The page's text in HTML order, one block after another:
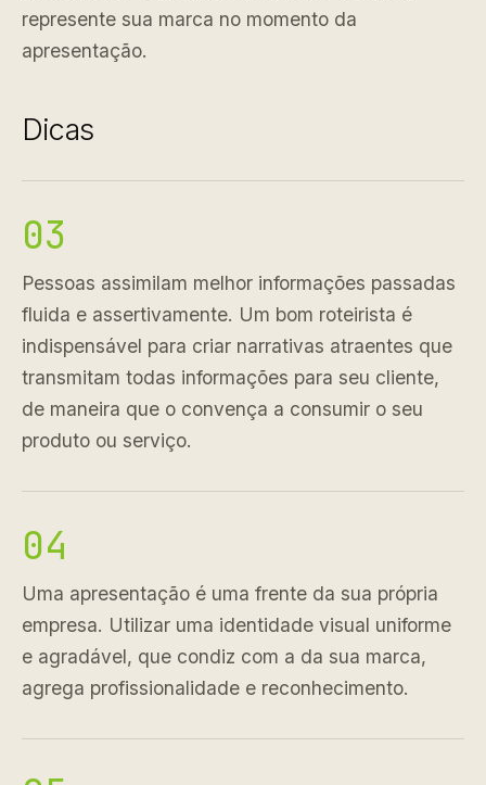
represente sua marca no momento da
apresentação.
Dicas
03
Pessoas assimilam melhor informações passadas
fluida e assertivamente. Um bom roteirista é
indispensável para criar narrativas atraentes que
transmitam todas informações para seu cliente,
de maneira que o convença a consumir o seu
produto ou serviço.
04
Uma apresentação é uma frente da sua própria
empresa. Utilizar uma identidade visual uniforme
e agradável, que condiz com a da sua marca,
agrega profissionalidade e reconhecimento.